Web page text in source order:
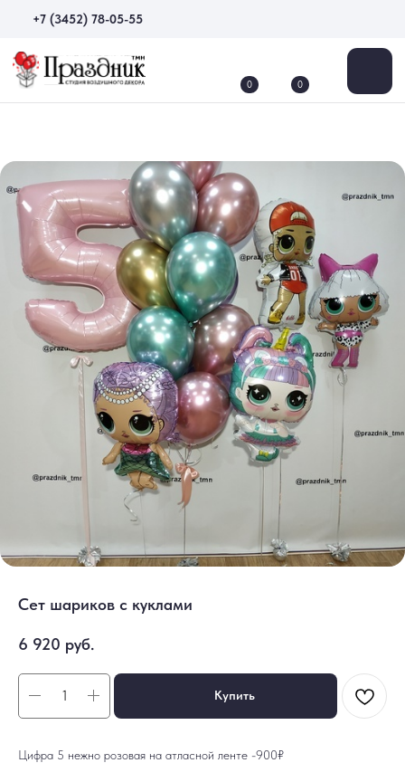
+7 (3452) 78-05-55
Сет шариков с куклами
6 920 руб.
Купить
Цифра 5 нежно розовая на атласной ленте -900₽